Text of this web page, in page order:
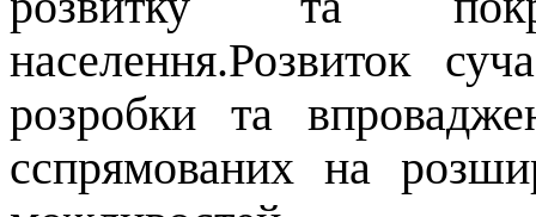
населення.Розвиток
розробки та
сспрямованих на